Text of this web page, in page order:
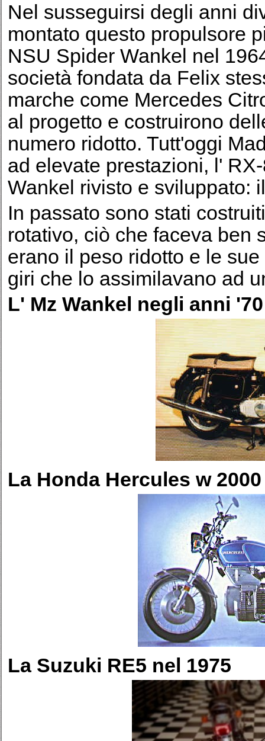
Nel susseguirsi degli anni
montato questo propulsore
NSU Spider Wankel nel
società fondata da Felix
marche come Mercedes
al progetto e costruirono
numero ridotto. Tutt'oggi
ad elevate prestazioni, l'
Wankel rivisto e sviluppato:
In passato sono stati
rotativo, ciò che faceva ben
erano il peso ridotto e le
giri che lo assimilavano ad
L' Mz Wankel negli anni '70
La Honda Hercules w
La Suzuki RE5 nel 1975